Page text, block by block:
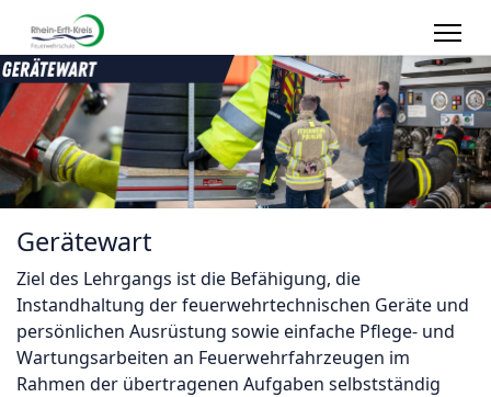
Gerätewart
Ziel des Lehrgangs ist die Befähigung, die
Instandhaltung der feuerwehrtechnischen Geräte und
persönlichen Ausrüstung sowie einfache Pflege- und
Wartungsarbeiten an Feuerwehrfahrzeugen im
Rahmen der übertragenen Aufgaben selbstständig